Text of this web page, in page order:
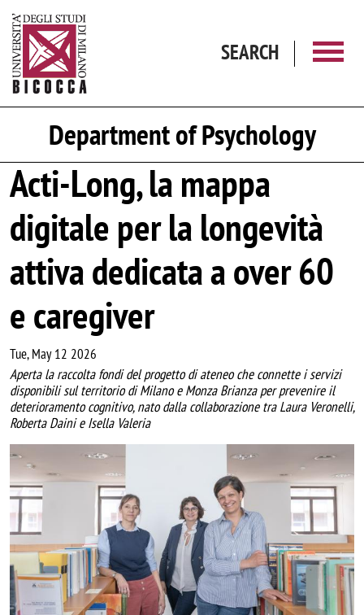
SEARCH
Department of Psychology
Acti-Long, la mappa
digitale per la longevità
attiva dedicata a over 60
e caregiver
Tue, May 12 2026
Aperta la raccolta fondi del progetto di ateneo che connette i servizi
disponibili sul territorio di Milano e Monza Brianza per prevenire il
deterioramento cognitivo, nato dalla collaborazione tra Laura Veronelli,
Roberta Daini e Isella Valeria
Image